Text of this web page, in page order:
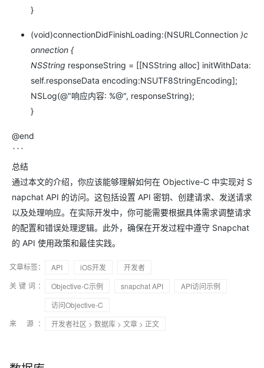
}
(void)connectionDidFinishLoading:(NSURLConnection )c
onnection {
NSString responseString = [[NSString alloc] initWithData:
self.responseData encoding:NSUTF8StringEncoding];
NSLog(@"响应内容: %@", responseString);
}
@end
```
总结
通过本文的介绍，你应该能够理解如何在 Objective-C 中实现对 S
napchat API 的访问。这包括设置 API 密钥、创建请求、发送请求
以及处理响应。在实际开发中，你可能需要根据具体需求调整请求
的配置和错误处理逻辑。此外，确保在开发过程中遵守 Snapchat
的 API 使用政策和最佳实践。
文章标签： API iOS开发
开发者
关键词：
Objective-C示例 snapchat API
API访问示例
访问Objective-C
来 源：
开发者社区 > 数据库 > 文章 > 正文